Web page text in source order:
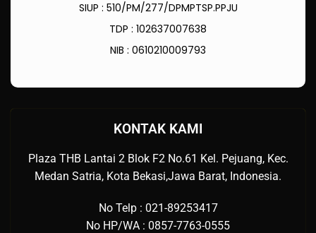
SIUP : 510/PM/277/DPMPTSP.PPJU
TDP : 102637007638
NIB : 0610210009793
KONTAK KAMI
Plaza THB Lantai 2 Blok F2 No.61 Kel. Pejuang, Kec.
Medan Satria, Kota Bekasi,Jawa Barat, Indonesia.
No Telp : 021-89253417
No HP/WA : 0857-7763-0555